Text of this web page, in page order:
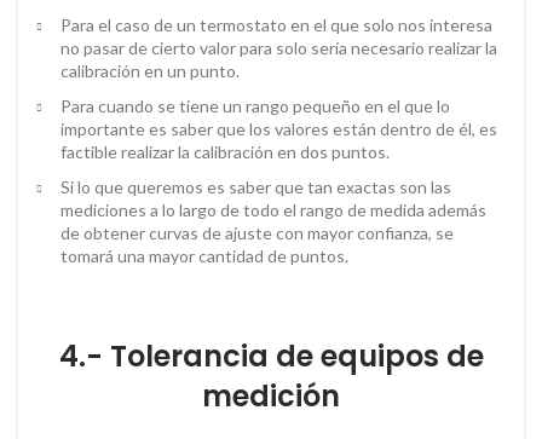
Para el caso de un termostato en el que solo nos interesa
no pasar de cierto valor para solo sería necesario realizar la
calibración en un punto.
Para cuando se tiene un rango pequeño en el que lo
importante es saber que los valores están dentro de él, es
factible realizar la calibración en dos puntos.
Si lo que queremos es saber que tan exactas son las
mediciones a lo largo de todo el rango de medida además
de obtener curvas de ajuste con mayor confianza, se
tomará una mayor cantidad de puntos.
4.- Tolerancia de equipos de
medición